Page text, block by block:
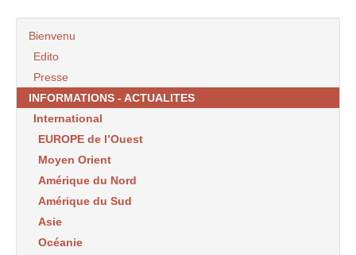
Bienvenu
Edito
Presse
INFORMATIONS - ACTUALITES
International
EUROPE de l’Ouest
Moyen Orient
Amérique du Nord
Amérique du Sud
Asie
Océanie